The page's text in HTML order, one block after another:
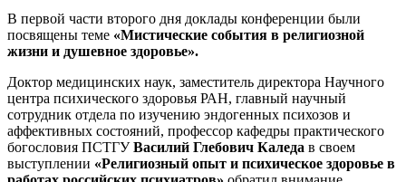
В первой части второго дня доклады конференции были
посвящены теме «Мистические события в религиозной
жизни и душевное здоровье».
Доктор медицинских наук, заместитель директора Научного
центра психического здоровья РАН, главный научный
сотрудник отдела по изучению эндогенных психозов и
аффективных состояний, профессор кафедры практического
богословия ПСТГУВасилий Глебович Каледа в своем
выступлении «Религиозный опыт и психическое здоровье в